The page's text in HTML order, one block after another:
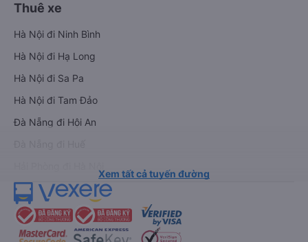
Thuê xe
Hà Nội đi Ninh Bình
Hà Nội đi Hạ Long
Hà Nội đi Sa Pa
Hà Nội đi Tam Đảo
Đà Nẵng đi Hội An
Xem tất cả tuyến đường